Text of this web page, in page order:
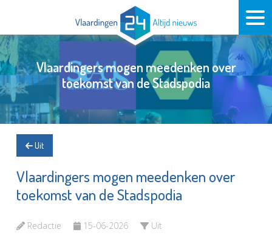
Vlaardingers mogen meedenken over
toekomst van de Stadspodia
Uit
Vlaardingers mogen meedenken over
toekomst van de Stadspodia
Redactie 15-06-2026 Uit